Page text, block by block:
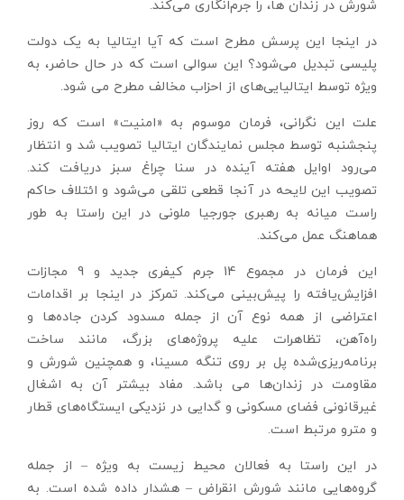
شورش در زندان ها، را جرم‌انگاری می‌کند.
در اینجا این پرسش مطرح است که آیا ایتالیا به یک دولت
پلیسی تبدیل می‌شود؟ این سوالی است که در حال حاضر، به
ویژه توسط ایتالیایی‌های از احزاب مخالف مطرح می شود.
علت این نگرانی، فرمان موسوم به «امنیت» است که روز
پنجشنبه توسط مجلس نمایندگان ایتالیا تصویب شد و انتظار
می‌رود اوایل هفته آینده در سنا چراغ سبز دریافت کند.
تصویب این لایحه در آنجا قطعی تلقی می‌شود و ائتلاف حاکم
راست میانه به رهبری جورجیا ملونی در این راستا به طور
هماهنگ عمل می‌کند.
این فرمان در مجموع 14 جرم کیفری جدید و 9 مجازات
افزایش‌یافته را پیش‌بینی می‌کند. تمرکز در اینجا بر اقدامات
اعتراضی از همه نوع آن از جمله مسدود کردن جاده‌ها و
راه‌آهن، تظاهرات علیه پروژه‌های بزرگ، مانند ساخت
برنامه‌ریزی‌شده پل بر روی تنگه مسینا، و همچنین شورش و
مقاومت در زندان‌ها می باشد. مفاد بیشتر آن به اشغال
غیرقانونی فضای مسکونی و گدایی در نزدیکی ایستگاه‌های قطار
و مترو مرتبط است.
در این راستا به فعالان محیط زیست به ویژه – از جمله
گروه‌هایی مانند شورش انقراض – هشدار داده شده است. به